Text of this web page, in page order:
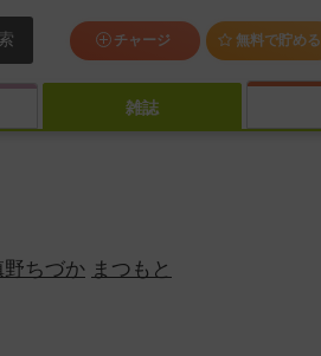
チャージ 無料で貯める
雑誌
野ちづか まつもと